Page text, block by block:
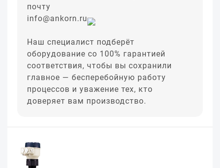
почту
info@ankorn.ru
Наш специалист подберёт
оборудование со 100% гарантией
соответствия, чтобы вы сохранили
главное — бесперебойную работу
процессов и уважение тех, кто
доверяет вам производство.